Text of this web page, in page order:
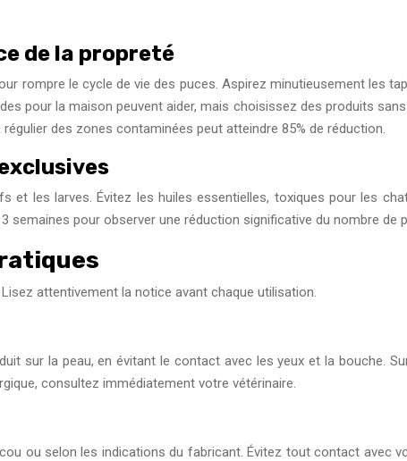
de la propreté
rompre le cycle de vie des puces. Aspirez minutieusement les
pour la maison peuvent aider, mais choisissez des produits
des zones contaminées peut atteindre 85% de réduction.
les larves. Évitez les huiles essentielles, toxiques pour les
pour observer une réduction significative du nombre de
attentivement la notice avant chaque utilisation.
sur la peau, en évitant le contact avec les yeux et la bouche.
consultez immédiatement votre vétérinaire.
ou selon les indications du fabricant. Évitez tout contact avec